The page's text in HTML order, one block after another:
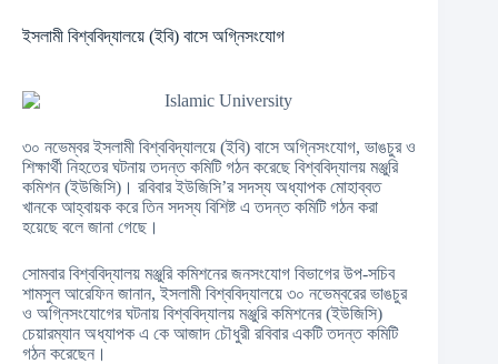
ইসলামী বিশ্ববিদ্যালয়ে (ইবি) বাসে অগ্নিসংযোগ
৩০ নভেম্বর ইসলামী বিশ্ববিদ্যালয়ে (ইবি) বাসে অগ্নিসংযোগ, ভাঙচুর ও
শিক্ষার্থী নিহতের ঘটনায় তদন্ত কমিটি গঠন করেছে বিশ্ববিদ্যালয় মঞ্জুরি
কমিশন (ইউজিসি)। রবিবার ইউজিসি’র সদস্য অধ্যাপক মোহাব্বত
খানকে আহ্বায়ক করে তিন সদস্য বিশিষ্ট এ তদন্ত কমিটি গঠন করা
হয়েছে বলে জানা গেছে।
সোমবার বিশ্ববিদ্যালয় মঞ্জুরি কমিশনের জনসংযোগ বিভাগের উপ-সচিব
শামসুল আরেফিন জানান, ইসলামী বিশ্ববিদ্যালয়ে ৩০ নভেম্বরের ভাঙচুর
ও অগ্নিসংযোগের ঘটনায় বিশ্ববিদ্যালয় মঞ্জুরি কমিশনের (ইউজিসি)
চেয়ারম্যান অধ্যাপক এ কে আজাদ চৌধুরী রবিবার একটি তদন্ত কমিটি
গঠন করেছেন।